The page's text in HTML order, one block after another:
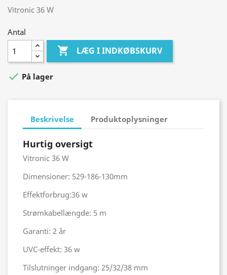
Vitronic 36 W
Antal
 LÆG I INDKØBSKURV
 På lager
Beskrivelse Produktoplysninger
Hurtig oversigt
Vitronic 36 W
Dimensioner: 529-186-130mm
Effektforbrug:36 w
Strømkabellængde: 5 m
Garanti: 2 år
UVC-effekt: 36 w
Tilslutninger indgang: 25/32/38 mm